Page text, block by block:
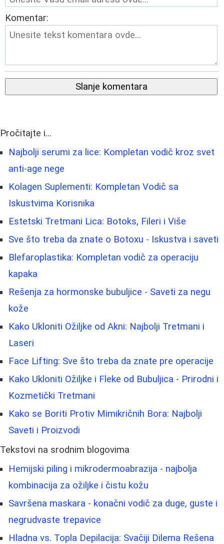
Komentar:
Slanje komentara
Pročitajte i...
Najbolji serumi za lice: Kompletan vodič kroz svet
anti-age nege
Kolagen Suplementi: Kompletan Vodič sa
Iskustvima Korisnika
Estetski Tretmani Lica: Botoks, Fileri i Više
Sve što treba da znate o Botoxu - Iskustva i saveti
Blefaroplastika: Kompletan vodič za operaciju
kapaka
Rešenja za hormonske bubuljice - Saveti za negu
kože
Kako Ukloniti Ožiljke od Akni: Najbolji Tretmani i
Laseri
Face Lifting: Sve što treba da znate pre operacije
Kako Ukloniti Ožiljke i Fleke od Bubuljica - Prirodni i
Kozmetički Tretmani
Kako se Boriti Protiv Mimikričnih Bora: Najbolji
Saveti i Proizvodi
Tekstovi na srodnim blogovima
Hemijski piling i mikrodermoabrazija - najbolja
kombinacija za ožiljke i čistu kožu
Savršena maskara - konačni vodič za duge, guste i
negrudvaste trepavice
Hladna vs. Topla Depilacija: Svačiji Dilema Rešena